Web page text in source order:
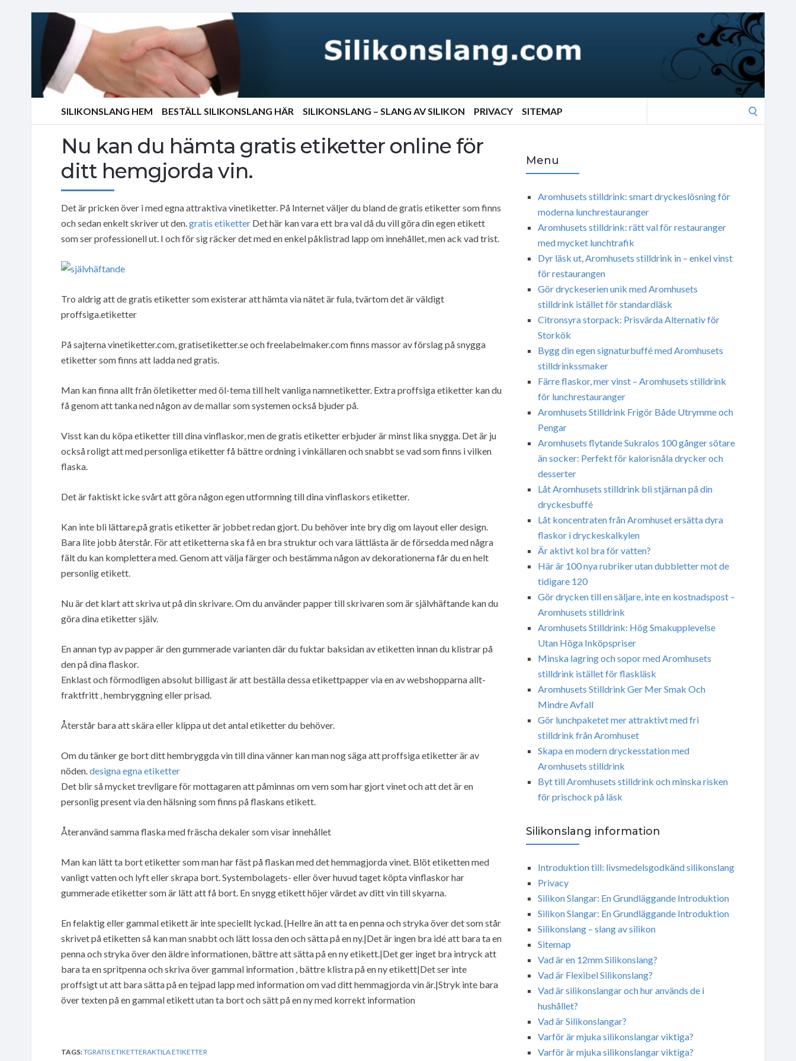
SILIKONSLANG HEM BESTÄLL SILIKONSLANG HÄR SILIKONSLANG – SLANG AV SILIKON PRIVACY SITEMAP
Nu kan du hämta gratis etiketter online för
ditt hemgjorda vin.
Det är pricken över i med egna attraktiva vinetiketter. På Internet väljer du bland de gratis etiketter som finns
och sedan enkelt skriver ut den.gratis etiketter Det här kan vara ett bra val då du vill göra din egen etikett
som ser professionell ut. I och för sig räcker det med en enkel påklistrad lapp om innehållet, men ack vad trist.
Tro aldrig att de gratis etiketter som existerar att hämta via nätet är fula, tvärtom det är väldigt
proffsiga.etiketter
På sajterna vinetiketter.com, gratisetiketter.se och freelabelmaker.com finns massor av förslag på snygga
etiketter som finns att ladda ned gratis.
Man kan finna allt från öletiketter med öl-tema till helt vanliga namnetiketter. Extra proffsiga etiketter kan du
få genom att tanka ned någon av de mallar som systemen också bjuder på.
Visst kan du köpa etiketter till dina vinflaskor, men de gratis etiketter erbjuder är minst lika snygga. Det är ju
också roligt att med personliga etiketter få bättre ordning i vinkällaren och snabbt se vad som finns i vilken
flaska.
Det är faktiskt icke svårt att göra någon egen utformning till dina vinflaskors etiketter.
Kan inte bli lättare,på gratis etiketter är jobbet redan gjort. Du behöver inte bry dig om layout eller design.
Bara lite jobb återstår. För att etiketterna ska få en bra struktur och vara lättlästa är de försedda med några
fält du kan komplettera med. Genom att välja färger och bestämma någon av dekorationerna får du en helt
personlig etikett.
Nu är det klart att skriva ut på din skrivare. Om du använder papper till skrivaren som är självhäftande kan du
göra dina etiketter själv.
En annan typ av papper är den gummerade varianten där du fuktar baksidan av etiketten innan du klistrar på
den på dina flaskor.
Enklast och förmodligen absolut billigast är att beställa dessa etikettpapper via en av webshopparna allt-
fraktfritt , hembryggning eller prisad.
Återstår bara att skära eller klippa ut det antal etiketter du behöver.
Om du tänker ge bort ditt hembryggda vin till dina vänner kan man nog säga att proffsiga etiketter är av
nöden.designa egna etiketter
Det blir så mycket trevligare för mottagaren att påminnas om vem som har gjort vinet och att det är en
personlig present via den hälsning som finns på flaskans etikett.
Återanvänd samma flaska med fräscha dekaler som visar innehållet
Man kan lätt ta bort etiketter som man har fäst på flaskan med det hemmagjorda vinet. Blöt etiketten med
vanligt vatten och lyft eller skrapa bort. Systembolagets- eller över huvud taget köpta vinflaskor har
gummerade etiketter som är lätt att få bort. En snygg etikett höjer värdet av ditt vin till skyarna.
En felaktig eller gammal etikett är inte speciellt lyckad. {Hellre än att ta en penna och stryka över det som står
skrivet på etiketten så kan man snabbt och lätt lossa den och sätta på en ny.|Det är ingen bra idé att bara ta en
penna och stryka över den äldre informationen, bättre att sätta på en ny etikett.|Det ger inget bra intryck att
bara ta en spritpenna och skriva över gammal information , bättre klistra på en ny etikett|Det ser inte
proffsigt ut att bara sätta på en tejpad lapp med information om vad ditt hemmagjorda vin är.|Stryk inte bara
över texten på en gammal etikett utan ta bort och sätt på en ny med korrekt information
TAGS:TGRATIS ETIKETTERAKTILA ETIKETTER
Menu
Aromhusets stilldrink: smart dryckeslösning för
moderna lunchrestauranger
Aromhusets stilldrink: rätt val för restauranger
med mycket lunchtrafik
Dyr läsk ut, Aromhusets stilldrink in – enkel vinst
för restaurangen
Gör dryckeserien unik med Aromhusets
stilldrink istället för standardläsk
Citronsyra storpack: Prisvärda Alternativ för
Storkök
Bygg din egen signaturbuffé med Aromhusets
stilldrinkssmaker
Färre flaskor, mer vinst – Aromhusets stilldrink
för lunchrestauranger
Aromhusets Stilldrink Frigör Både Utrymme och
Pengar
Aromhusets flytande Sukralos 100 gånger sötare
än socker: Perfekt för kalorisnåla drycker och
desserter
Låt Aromhusets stilldrink bli stjärnan på din
dryckesbuffé
Låt koncentraten från Aromhuset ersätta dyra
flaskor i dryckeskalkylen
Är aktivt kol bra för vatten?
Här är 100 nya rubriker utan dubbletter mot de
tidigare 120
Gör drycken till en säljare, inte en kostnadspost –
Aromhusets stilldrink
Aromhusets Stilldrink: Hög Smakupplevelse
Utan Höga Inköpspriser
Minska lagring och sopor med Aromhusets
stilldrink istället för flaskläsk
Aromhusets Stilldrink Ger Mer Smak Och
Mindre Avfall
Gör lunchpaketet mer attraktivt med fri
stilldrink från Aromhuset
Skapa en modern dryckesstation med
Aromhusets stilldrink
Byt till Aromhusets stilldrink och minska risken
för prischock på läsk
Silikonslang information
Introduktion till: livsmedelsgodkänd silikonslang
Privacy
Silikon Slangar: En Grundläggande Introduktion
Silikon Slangar: En Grundläggande Introduktion
Silikonslang – slang av silikon
Sitemap
Vad är en 12mm Silikonslang?
Vad är Flexibel Silikonslang?
Vad är silikonslangar och hur används de i
hushållet?
Vad är Silikonslangar?
Varför är mjuka silikonslangar viktiga?
Varför är mjuka silikonslangar viktiga?